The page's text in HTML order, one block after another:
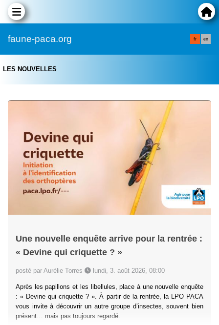
faune-paca.org fr en
LES NOUVELLES
Une nouvelle enquête arrive pour la rentrée :
« Devine qui criquette ? »
posté par Aurélie Torres lundi, 3. août 2026, 08:00
Après les papillons et les libellules, place à une nouvelle enquête
: « Devine qui criquette ? ». À partir de la rentrée, la LPO PACA
vous invite à découvrir un autre groupe d’insectes, souvent bien
présent… mais pas toujours regardé.